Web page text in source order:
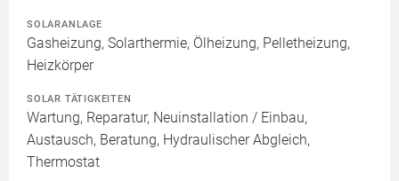
SOLARANLAGE
Gasheizung, Solarthermie, Ölheizung, Pelletheizung,
Heizkörper
SOLAR TÄTIGKEITEN
Wartung, Reparatur, Neuinstallation / Einbau,
Austausch, Beratung, Hydraulischer Abgleich,
Thermostat